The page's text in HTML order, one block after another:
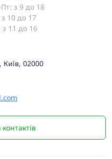
з 9 до 18
10 до 17
з 11 до 16
Київ, 02000